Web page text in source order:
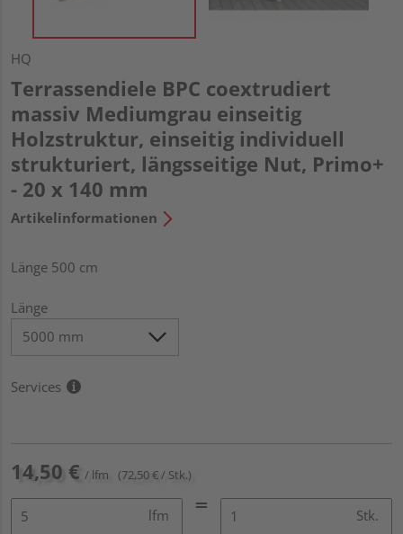
HQ
Terrassendiele BPC coextrudiert
massiv Mediumgrau einseitig
Holzstruktur, einseitig individuell
strukturiert, längsseitige Nut, Primo+
- 20 x 140 mm
Artikelinformationen
Länge 500 cm
Länge
Services
14,50 € / lfm (72,50 € / Stk.)
lfm Stk.